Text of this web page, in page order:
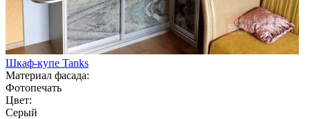
Шкаф-купе Tanks
Материал фасада:
Фотопечать
Цвет:
Серый